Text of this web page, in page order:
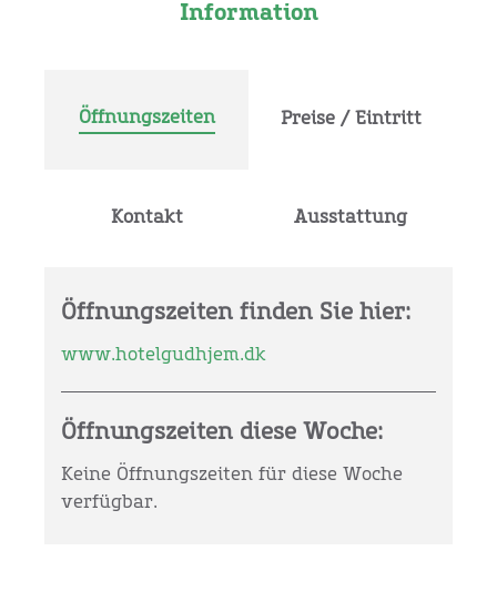
Information
Öffnungszeiten Preise / Eintritt
Kontakt Ausstattung
Öffnungszeiten finden Sie hier:
www.hotelgudhjem.dk
Öffnungszeiten diese Woche:
Keine Öffnungszeiten für diese Woche
verfügbar.